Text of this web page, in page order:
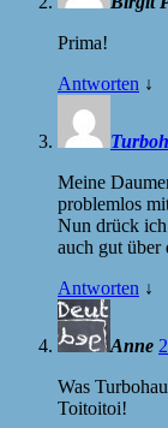
Prima!
Antworten ↓
Meine
problemlos
Nun drück ich
auch gut über
Antworten ↓
Anne
Was
Toitoitoi!